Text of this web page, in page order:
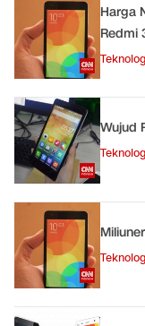
Harga
Redmi
Wujud